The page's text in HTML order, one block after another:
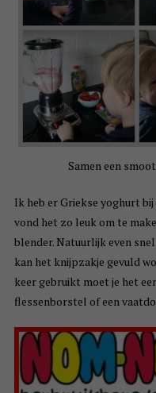
Samen een
Ik heb er Griekse yoghurt
vond het zo leuk om te
blender. Natuurlijk even
kan het knijpzakje gevuld
keer gebruikt moet je het
flessenborstel of een